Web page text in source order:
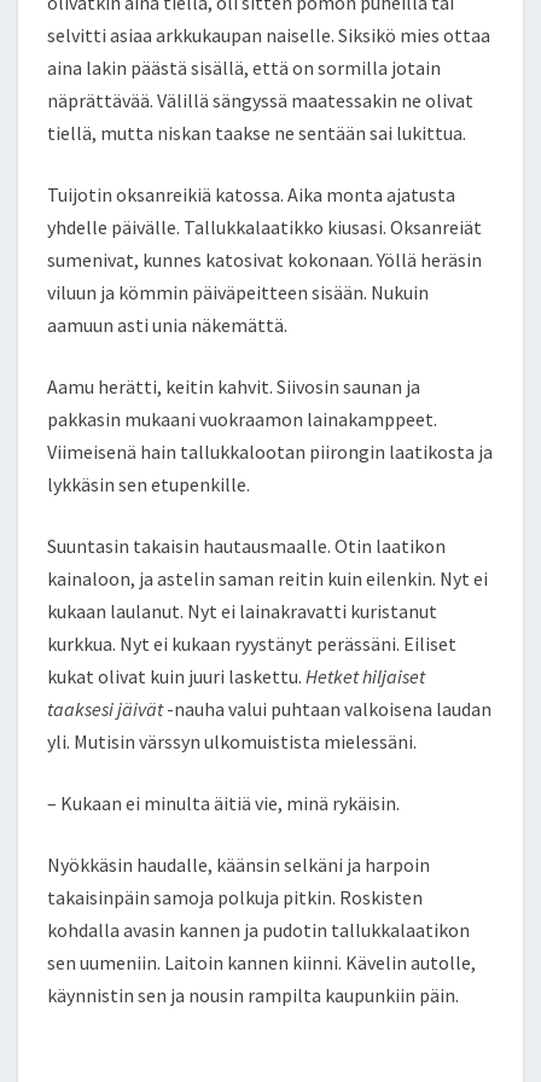
selvitti asiaa arkkukaupan naiselle. Siksikö mies ottaa
aina lakin päästä sisällä, että on sormilla jotain
näprättävää. Välillä sängyssä maatessakin ne olivat
tiellä, mutta niskan taakse ne sentään sai lukittua.
Tuijotin oksanreikiä katossa. Aika monta ajatusta
yhdelle päivälle. Tallukkalaatikko kiusasi. Oksanreiät
sumenivat, kunnes katosivat kokonaan. Yöllä heräsin
viluun ja kömmin päiväpeitteen sisään. Nukuin
aamuun asti unia näkemättä.
Aamu herätti, keitin kahvit. Siivosin saunan ja
pakkasin mukaani vuokraamon lainakamppeet.
Viimeisenä hain tallukkalootan piirongin laatikosta ja
lykkäsin sen etupenkille.
Suuntasin takaisin hautausmaalle. Otin laatikon
kainaloon, ja astelin saman reitin kuin eilenkin. Nyt ei
kukaan laulanut. Nyt ei lainakravatti kuristanut
kurkkua. Nyt ei kukaan ryystänyt perässäni. Eiliset
kukat olivat kuin juuri laskettu. Hetket hiljaiset
taaksesi jäivät-nauha valui puhtaan valkoisena laudan
yli. Mutisin värssyn ulkomuistista mielessäni.
– Kukaan ei minulta äitiä vie, minä rykäisin.
Nyökkäsin haudalle, käänsin selkäni ja harpoin
takaisinpäin samoja polkuja pitkin. Roskisten
kohdalla avasin kannen ja pudotin tallukkalaatikon
sen uumeniin. Laitoin kannen kiinni. Kävelin autolle,
käynnistin sen ja nousin rampilta kaupunkiin päin.